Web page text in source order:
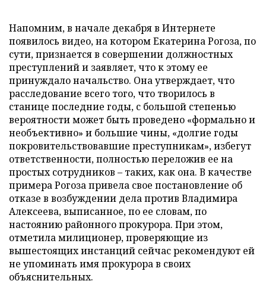
Напомним, в начале декабря в Интернете
появилось видео, на котором Екатерина Рогоза, по
сути, признается в совершении должностных
преступлений и заявляет, что к этому ее
принуждало начальство. Она утверждает, что
расследование всего того, что творилось в
станице последние годы, с большой степенью
вероятности может быть проведено «формально и
необъективно» и большие чины, «долгие годы
покровительствовавшие преступникам», избегут
ответственности, полностью переложив ее на
простых сотрудников – таких, как она. В качестве
примера Рогоза привела свое постановление об
отказе в возбуждении дела против Владимира
Алексеева, выписанное, по ее словам, по
настоянию районного прокурора. При этом,
отметила милиционер, проверяющие из
вышестоящих инстанций сейчас рекомендуют ей
не упоминать имя прокурора в своих
объяснительных.